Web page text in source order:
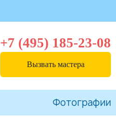
+7 (495) 185-23-08
Вызвать мастера
Фотографии